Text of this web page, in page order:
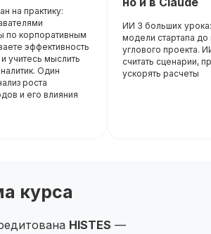
на практику:
по корпоративным
эффективность
учитесь мыслить
Один
роста
и его влияния
ИИ 3 больших
модели стартапа
углового проекта.
считать сценарии,
ускорять расчеты
курса
HISTES —
№
курса Удостоверение о
квалификации